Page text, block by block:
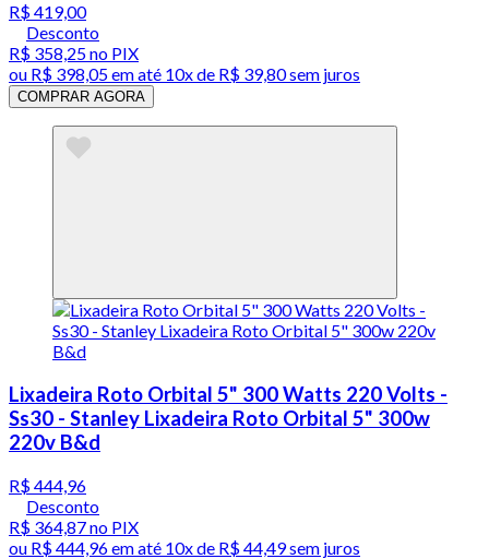
R$ 419,00
Desconto
R$ 358,25no PIX
ou R$ 398,05em até 10x de R$ 39,80 sem juros
COMPRAR AGORA
Lixadeira Roto Orbital 5" 300 Watts 220 Volts -
Ss30 - Stanley Lixadeira Roto Orbital 5" 300w
220v B&d
R$ 444,96
Desconto
R$ 364,87no PIX
ou R$ 444,96em até 10x de R$ 44,49 sem juros